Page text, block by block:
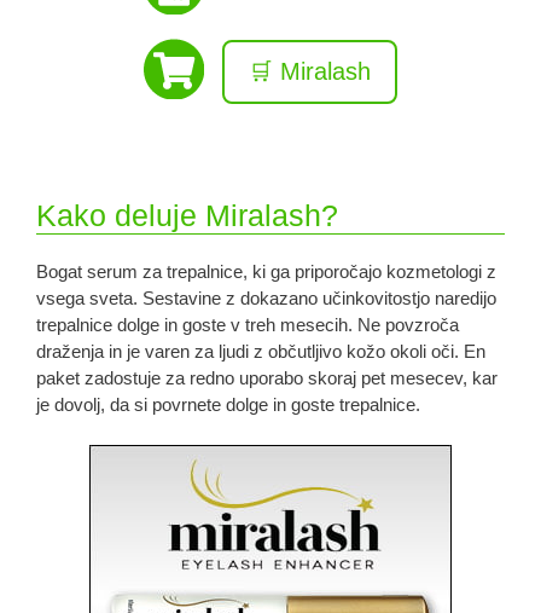
🛒 Miralash
Kako deluje Miralash?
Bogat serum za trepalnice, ki ga priporočajo kozmetologi z
vsega sveta. Sestavine z dokazano učinkovitostjo naredijo
trepalnice dolge in goste v treh mesecih. Ne povzroča
draženja in je varen za ljudi z občutljivo kožo okoli oči. En
paket zadostuje za redno uporabo skoraj pet mesecev, kar
je dovolj, da si povrnete dolge in goste trepalnice.